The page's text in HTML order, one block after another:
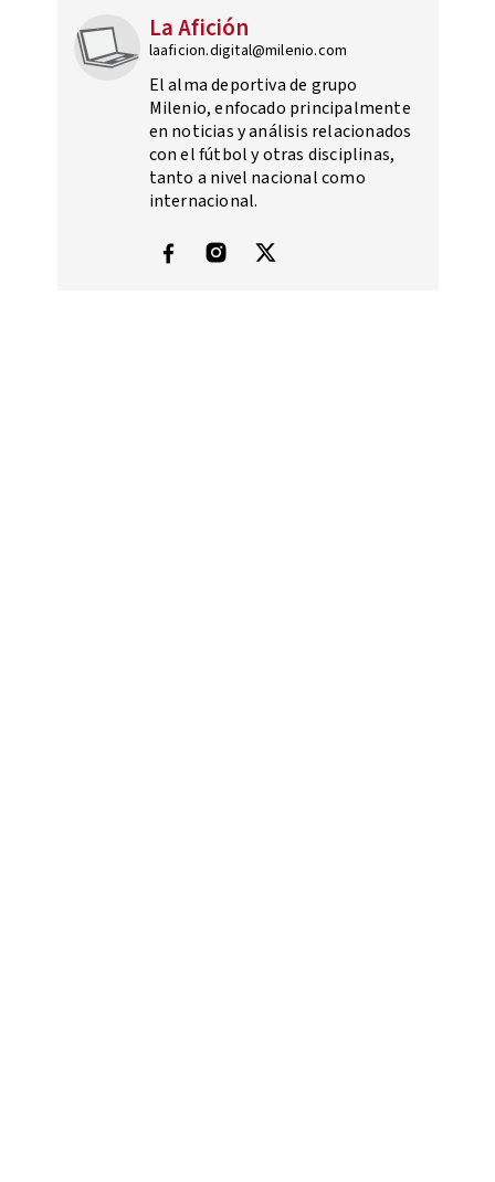
La Afición
laaficion.digital@milenio.com
El alma deportiva de grupo
Milenio, enfocado principalmente
en noticias y análisis relacionados
con el fútbol y otras disciplinas,
tanto a nivel nacional como
internacional.